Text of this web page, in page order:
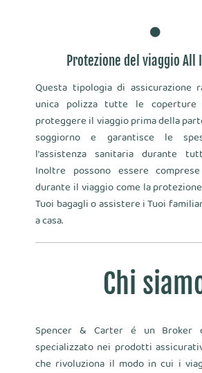
Protezione del viaggio All
Questa tipologia di assicurazione
unica polizza tutte le coperture
proteggere il viaggio prima della
soggiorno e garantisce le
l'assistenza sanitaria durante
Inoltre possono essere
durante il viaggio come la
Tuoi bagagli o assistere i Tuoi
a casa.
Chi
Spencer & Carter é un Broker
specializzato nei prodotti
che rivoluziona il modo in cui i